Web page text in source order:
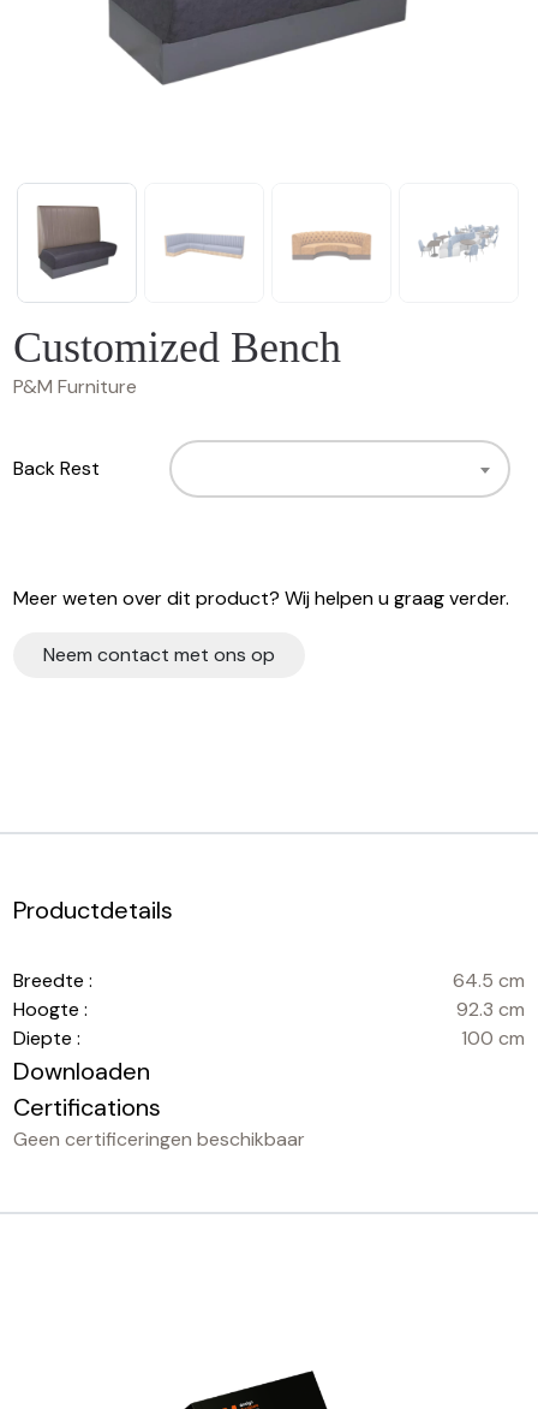
Customized Bench
P&M Furniture
Back Rest
Meer weten over dit product? Wij helpen u graag verder.
Neem contact met ons op
Productdetails
Breedte :
64.5 cm
Hoogte :
92.3 cm
Diepte :
100 cm
Downloaden
Certifications
Geen certificeringen beschikbaar